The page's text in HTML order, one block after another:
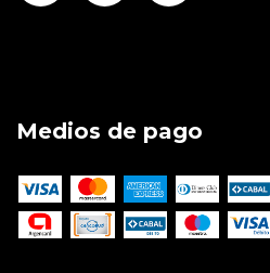
Medios de pago